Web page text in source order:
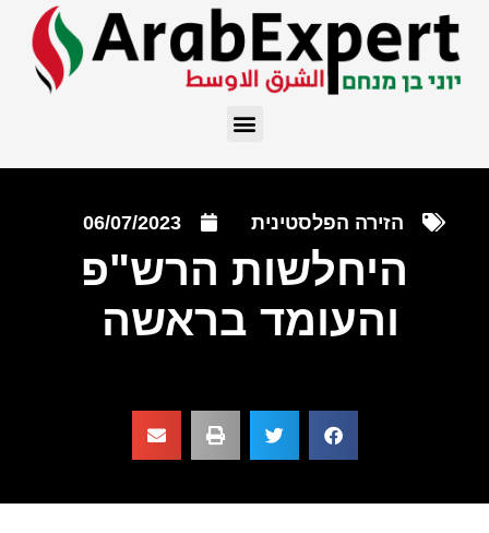
הזירה הפלסטינית 06/07/2023
היחלשות הרש"פ
והעומד בראשה